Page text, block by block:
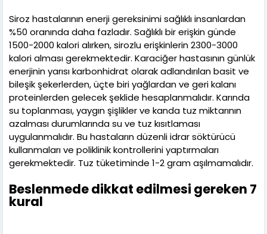
Siroz hastalarının enerji gereksinimi sağlıklı insanlardan
%50 oranında daha fazladır. Sağlıklı bir erişkin günde
1500-2000 kalori alırken, sirozlu erişkinlerin 2300-3000
kalori alması gerekmektedir. Karaciğer hastasının günlük
enerjinin yarısı karbonhidrat olarak adlandırılan basit ve
bileşik şekerlerden, üçte biri yağlardan ve geri kalanı
proteinlerden gelecek şeklide hesaplanmalıdır. Karında
su toplanması, yaygın şişlikler ve kanda tuz miktarının
azalması durumlarında su ve tuz kısıtlaması
uygulanmalıdır. Bu hastaların düzenli idrar söktürücü
kullanmaları ve poliklinik kontrollerini yaptırmaları
gerekmektedir. Tuz tüketiminde 1-2 gram aşılmamalıdır.
Beslenmede dikkat edilmesi gereken 7
kural